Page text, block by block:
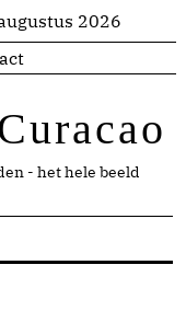
2026
- het hele beeld